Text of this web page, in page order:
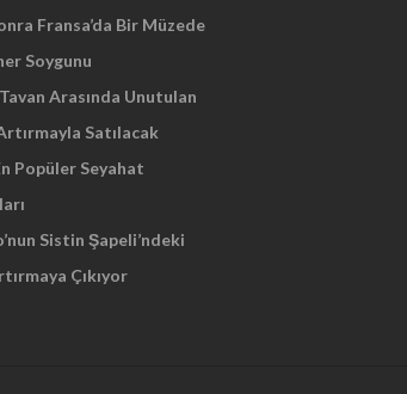
Fransa’da Bir Müzede
Soygunu
Arasında Unutulan
Satılacak
Popüler Seyahat
Sistin Şapeli’ndeki
Çıkıyor